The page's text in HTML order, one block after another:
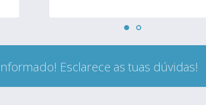
Esclarece as tuas dúvidas!